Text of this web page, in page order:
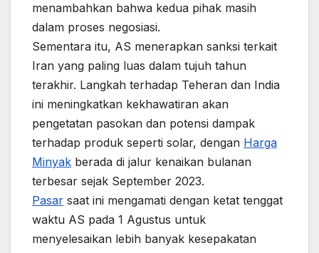
menambahkan bahwa kedua pihak masih
dalam proses negosiasi.
Sementara itu, AS menerapkan sanksi terkait
Iran yang paling luas dalam tujuh tahun
terakhir. Langkah terhadap Teheran dan India
ini meningkatkan kekhawatiran akan
pengetatan pasokan dan potensi dampak
terhadap produk seperti solar, dengan Harga
Minyak berada di jalur kenaikan bulanan
terbesar sejak September 2023.
Pasar saat ini mengamati dengan ketat tenggat
waktu AS pada 1 Agustus untuk
menyelesaikan lebih banyak kesepakatan